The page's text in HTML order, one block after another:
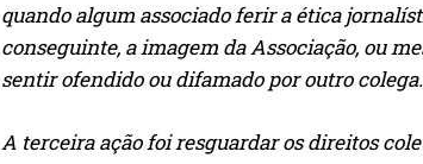
quando algum associado ferir a ética
conseguinte, a imagem da Associação, ou
sentir ofendido ou difamado por outro colega.
A terceira ação foi resguardar os direitos